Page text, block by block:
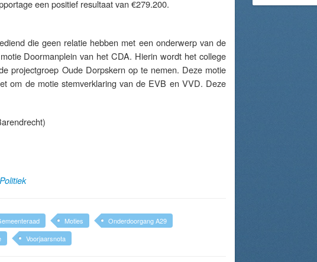
een positief resultaat van €279.200.
die geen relatie hebben met een onderwerp van de
Doormanplein van het CDA. Hierin wordt het college
projectgroep Oude Dorpskern op te nemen. Deze motie
om de motie stemverklaring van de EVB en VVD. Deze
Politiek
Moties
Onderdoorgang A29
Voorjaarsnota